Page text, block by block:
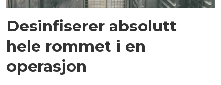
Desinfiserer absolutt
hele rommet i en
operasjon